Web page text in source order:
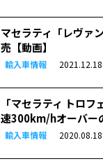
マセラティ「レヴァ
売【動画】
輸入車情報 2021.12.18
「マセラティ トロ
速300km/hオーバー
輸入車情報 2020.08.18